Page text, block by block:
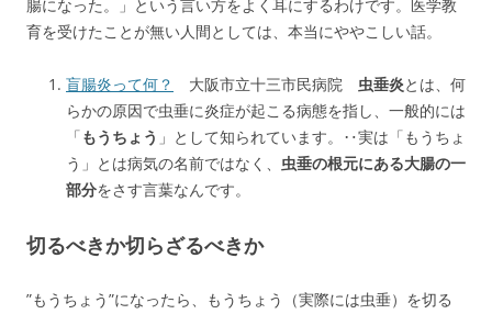
腸になった。」という言い方をよく耳にするわけです。医学教
育を受けたことが無い人間としては、本当にややこしい話。
盲腸炎って何？ 大阪市立十三市民病院 虫垂炎とは、何
らかの原因で虫垂に炎症が起こる病態を指し、一般的には
「もうちょう 」として知られています。‥実は「もうちょ
う」とは病気の名前ではなく、 虫垂の根元にある大腸の一
部分をさす言葉なんです。
切るべきか切らざるべきか
”もうちょう”になったら、もうちょう（実際には虫垂）を切る